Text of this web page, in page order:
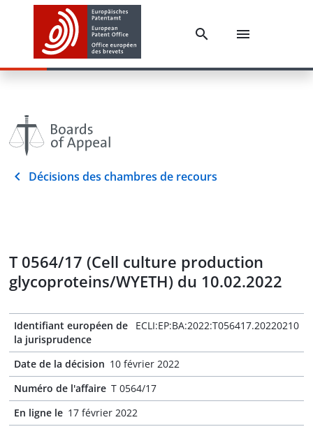
Décisions des chambres de recours
T 0564/17 (Cell culture production
glycoproteins/WYETH) du 10.02.2022
Identifiant européen de
la jurisprudence
ECLI:EP:BA:2022:T056417.20220210
Date de la décision 10 février 2022
Numéro de l'affaire T 0564/17
En ligne le 17 février 2022